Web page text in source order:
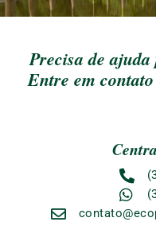
Precisa de
Entre em